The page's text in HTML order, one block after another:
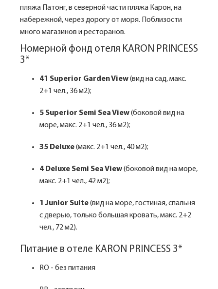
пляжа Патонг, в северной части пляжа Карон, на
набережной, через дорогу от моря. Поблизости
много магазинов и ресторанов.
Номерной фонд отеля KARON PRINCESS
3*
41 Superior Garden View(вид на сад, макс.
2+1 чел., 36 м2);
5 Superior Semi Sea View(боковой вид на
море, макс. 2+1 чел., 36 м2);
35 Deluxe(макс. 2+1 чел., 40 м2);
4 Deluxe Semi Sea View(боковой вид на море,
макс. 2+1 чел., 42 м2);
1 Junior Suite(вид на море, гостиная, спальня
с дверью, только большая кровать, макс. 2+2
чел., 72 м2).
Питание в отеле KARON PRINCESS 3*
RO - без питания